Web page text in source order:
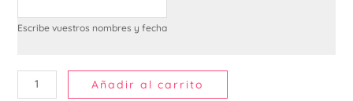
Escribe vuestros nombres y fecha
Añadir al carrito